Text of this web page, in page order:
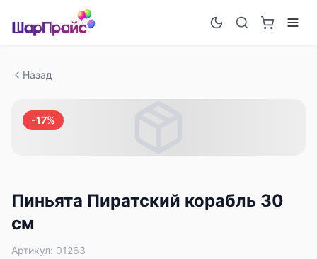
Назад
-17%
Пиньята Пиратский корабль 30
см
Артикул: 01263